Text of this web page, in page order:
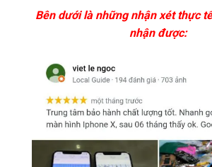
Bên dưới là những nhận xét thực
nhận được: